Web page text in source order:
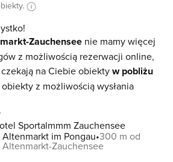
Zauchensee nie mamy więcej
z możliwością rezerwacji online,
na Ciebie obiektyw pobliżu
z możliwością wysłania
Sportalmmm Zauchensee
Altenmarkt im Pongau 300 m od
Altenmarkt-Zauchensee